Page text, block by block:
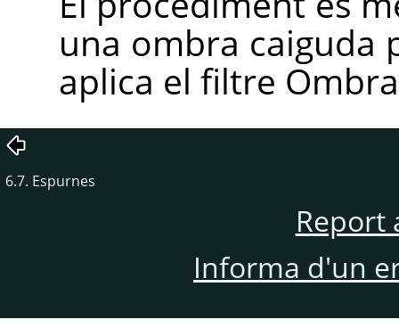
una ombra caiguda
aplica el filtre
6.7. Espurnes
Report
Informa d'un